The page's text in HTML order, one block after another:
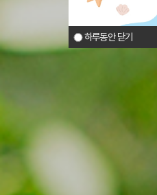
하루동안 닫기